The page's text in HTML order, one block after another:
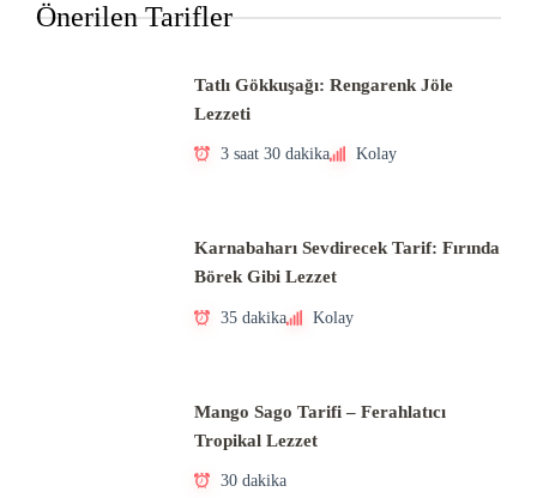
Önerilen Tarifler
Tatlı Gökkuşağı: Rengarenk Jöle
Lezzeti
3 saat 30 dakika Kolay
Karnabaharı Sevdirecek Tarif: Fırında
Börek Gibi Lezzet
35 dakika Kolay
Mango Sago Tarifi – Ferahlatıcı
Tropikal Lezzet
30 dakika